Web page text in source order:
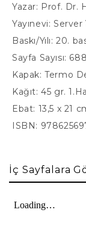
Yazar: Prof. Dr.
Yayınevi: Server
Baskı/Yılı: 20.
Sayfa Sayısı: 688
Kapak: Termo
Kağıt: 45 gr.
Ebat: 13,5 x 21
ISBN:
İç Sayfalara